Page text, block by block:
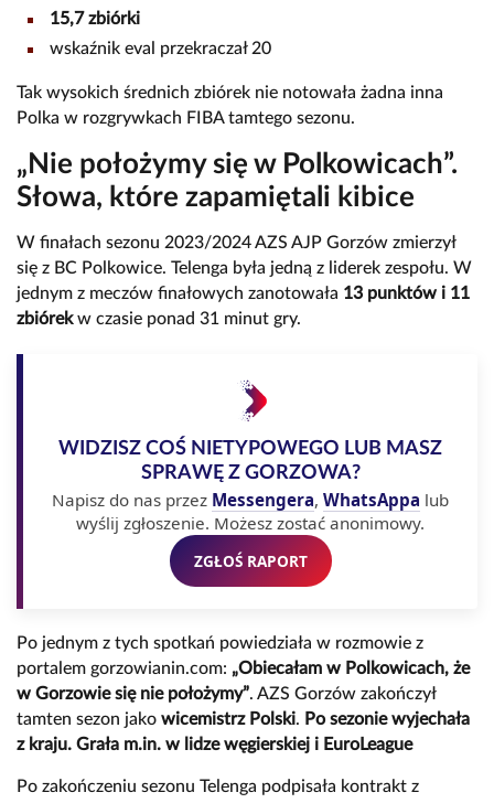
15,7 zbiórki
wskaźnik eval przekraczał 20
Tak wysokich średnich zbiórek nie notowała żadna inna
Polka w rozgrywkach FIBA tamtego sezonu.
„Nie położymy się w Polkowicach”.
Słowa, które zapamiętali kibice
W finałach sezonu 2023/2024 AZS AJP Gorzów zmierzył
się z BC Polkowice. Telenga była jedną z liderek zespołu. W
jednym z meczów finałowych zanotowała 13 punktów i 11
zbiórekw czasie ponad 31 minut gry.
WIDZISZ COŚ NIETYPOWEGO LUB MASZ
SPRAWĘ Z GORZOWA?
Napisz do nas przez Messengera, WhatsAppa lub
wyślij zgłoszenie. Możesz zostać anonimowy.
ZGŁOŚ RAPORT
Po jednym z tych spotkań powiedziała w rozmowie z
portalem gorzowianin.com: „Obiecałam w Polkowicach, że
w Gorzowie się nie położymy”. AZS Gorzów zakończył
tamten sezon jako wicemistrz Polski. Po sezonie wyjechała
z kraju. Grała m.in. w lidze węgierskiej i EuroLeague
Po zakończeniu sezonu Telenga podpisała kontrakt z